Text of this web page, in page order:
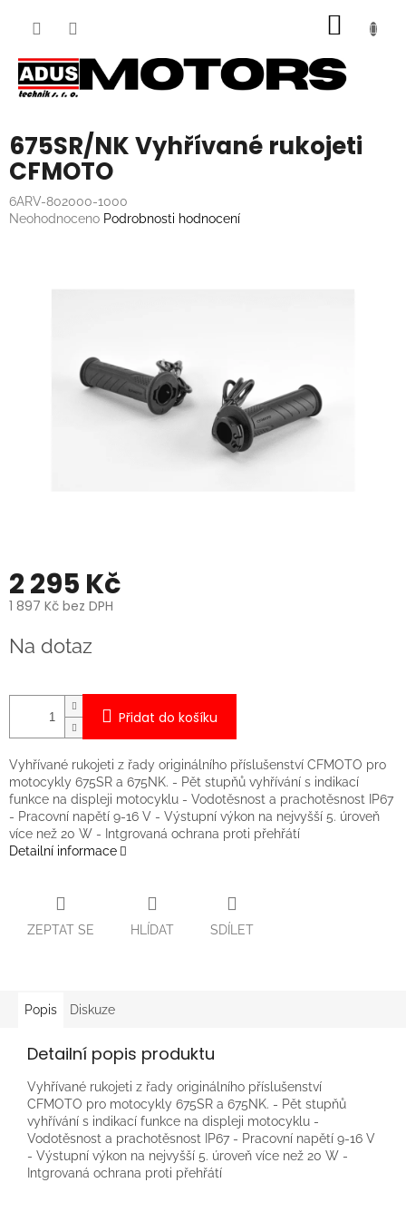
675SR/NK Vyhřívané rukojeti
CFMOTO
6ARV-802000-1000
Průměrné
Neohodnoceno Podrobnosti hodnocení
2 295 Kč
1 897 Kč bez DPH
cena:
Na dotaz
Přidat do košíku
Vyhřívané rukojeti z řady originálního příslušenství CFMOTO pro
motocykly 675SR a 675NK. - Pět stupňů vyhřívání s indikací
funkce na displeji motocyklu - Vodotěsnost a prachotěsnost IP67
- Pracovní napětí 9-16 V - Výstupní výkon na nejvyšší 5. úroveň
více než 20 W - Intgrovaná ochrana proti přehřátí
Detailní informace
ZEPTAT SE HLÍDAT SDÍLET
Popis Diskuze
Detailní popis produktu
Vyhřívané rukojeti z řady originálního příslušenství
CFMOTO pro motocykly 675SR a 675NK. - Pět stupňů
vyhřívání s indikací funkce na displeji motocyklu -
Vodotěsnost a prachotěsnost IP67 - Pracovní napětí 9-16 V
- Výstupní výkon na nejvyšší 5. úroveň více než 20 W -
Intgrovaná ochrana proti přehřátí